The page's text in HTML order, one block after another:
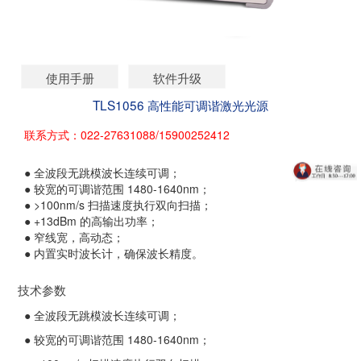
使用手册
软件升级
TLS1056 高性能可调谐激光光源
联系方式：022-27631088/15900252412
● 全波段无跳模波长连续可调；
● 较宽的可调谐范围 1480-1640nm；
● >100nm/s 扫描速度执行双向扫描；
● +13dBm 的高输出功率；
● 窄线宽，高动态；
● 内置实时波长计，确保波长精度。
技术参数
● 全波段无跳模波长连续可调；
● 较宽的可调谐范围 1480-1640nm；